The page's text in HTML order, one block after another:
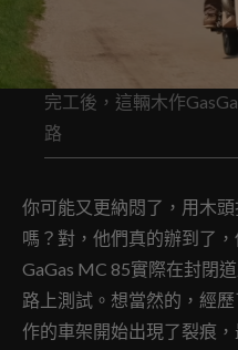
完工後，這輛木作
路
你可能又更納悶了，用木
嗎？對，他們真的辦到了
GaGas MC 85實際在封閉
路上測試。想當然的，經
作的車架開始出現了裂痕